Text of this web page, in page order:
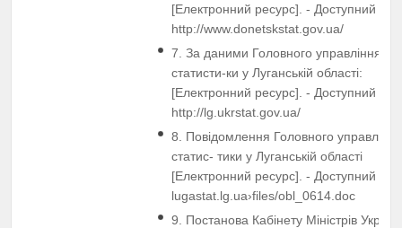
[Електронний ресурс]. - Доступний з :
http://www.donetskstat.gov.ua/
7. За даними Головного управління
статисти-ки у Луганській області:
[Електронний ресурс]. - Доступний з :
http://lg.ukrstat.gov.ua/
8. Повідомлення Головного управління
статис- тики у Луганській області
[Електронний ресурс]. - Доступний з :
lugastat.lg.ua›files/obl_0614.doc
9. Постанова Кабінету Міністрів